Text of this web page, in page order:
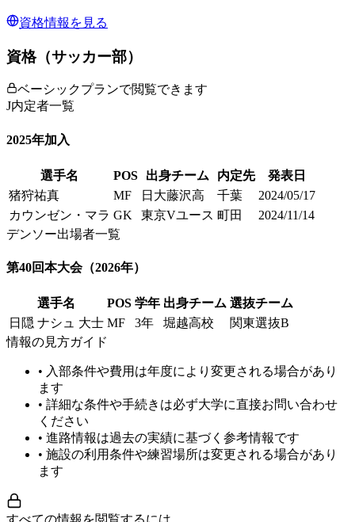
資格情報を見る
資格（サッカー部）
ベーシックプランで閲覧できます
J内定者一覧
2025年加入
選手名 POS 出身チーム 内定先
発表日
猪狩祐真
MF 日大藤沢高 千葉
2024/05/17
カウンゼン・マラ GK 東京Vユース 町田
2024/11/14
デンソー出場者一覧
第40回本大会（2026年）
選手名 POS 学年 出身チーム 選抜チーム
日隠 ナシュ 大士 MF 3年 堀越高校
関東選抜B
情報の見方ガイド
• 入部条件や費用は年度により変更される場合があり
ます
• 詳細な条件や手続きは必ず大学に直接お問い合わせ
ください
• 進路情報は過去の実績に基づく参考情報です
• 施設の利用条件や練習場所は変更される場合があり
ます